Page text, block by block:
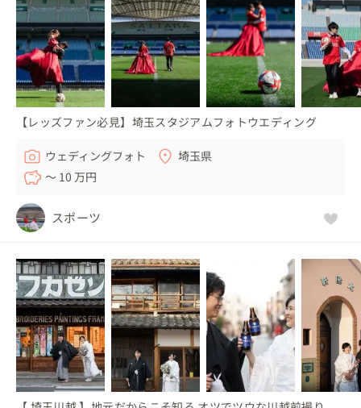
【レッズファン必見】埼玉スタジアムフォトウエディング
ウェディングフォト
埼玉県
〜 10 万円
スポーツ